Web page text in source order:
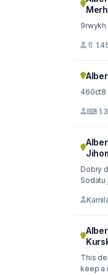
9rwykh
🔖
460ct8
⌨
Dobry
Sodatu
This